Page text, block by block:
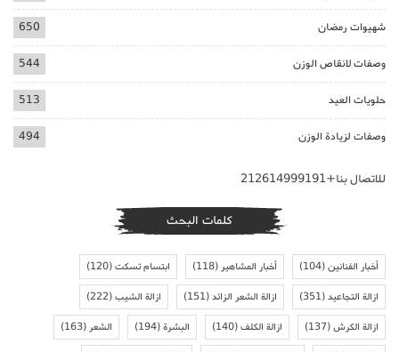
شهيوات رمضان 650
وصفات لانقاص الوزن 544
حلويات العيد 513
وصفات لزيادة الوزن 494
للاتصال بنا+212614999191
كلمات البحث
أخبار الفنانين(104) أخبار المشاهير(118) ابتسام تسكت(120)
ازالة التجاعيد(351) ازالة الشعر الزائد(151) ازالة الشيب(222)
ازالة الكرش(137) ازالة الكلف(140) البشرة(194) الشعر(163)